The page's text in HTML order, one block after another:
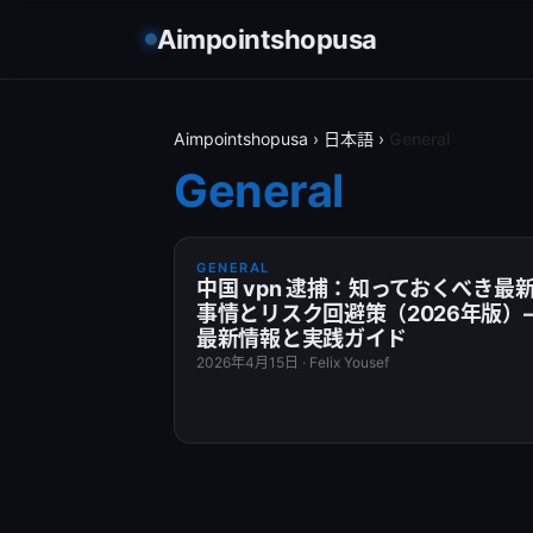
Aimpointshopusa
Aimpointshopusa › 日本語 ›
General
GENERAL
中国 vpn 逮捕：知っておくべき最
事情とリスク回避策（2026年版）–
最新情報と実践ガイド
2026年4月15日 · Felix Yousef